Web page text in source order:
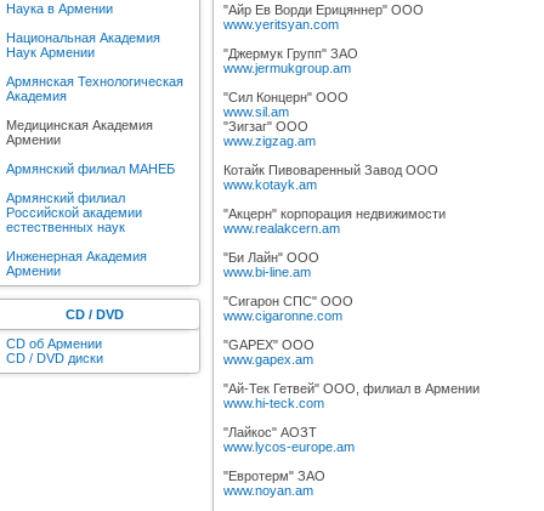
Наука в Армении
Национальная Академия
Наук Армении
Армянская Технологическая
Академия
Медицинская Академия
Армении
Армянский филиал МАНЕБ
Армянский филиал
Российской академии
естественных наук
Инженерная Академия
Армении
CD / DVD
CD об Армении
CD / DVD диски
"Айр Ев Ворди Ерицяннер" ООО
www.yeritsyan.com
"Джермук Групп" ЗАО
www.jermukgroup.am
"Сил Концерн" ООО
www.sil.am
"Зигзаг" ООО
www.zigzag.am
Котайк Пивоваренный Завод ООО
www.kotayk.am
"Акцерн" корпорация недвижимости
www.realakcern.am
"Би Лайн" ООО
www.bi-line.am
"Сигарон СПС" ООО
www.cigaronne.com
"GAPEX" ООО
www.gapex.am
"Ай-Тек Гетвей" ООО, филиал в Армении
www.hi-teck.com
"Лайкос" АОЗТ
www.lycos-europe.am
"Евротерм" ЗАО
www.noyan.am